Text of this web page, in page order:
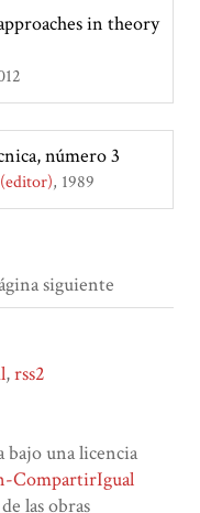
in theory
número 3
1989
siguiente
,rss2
bajo una licencia
CompartirIgual
las obras